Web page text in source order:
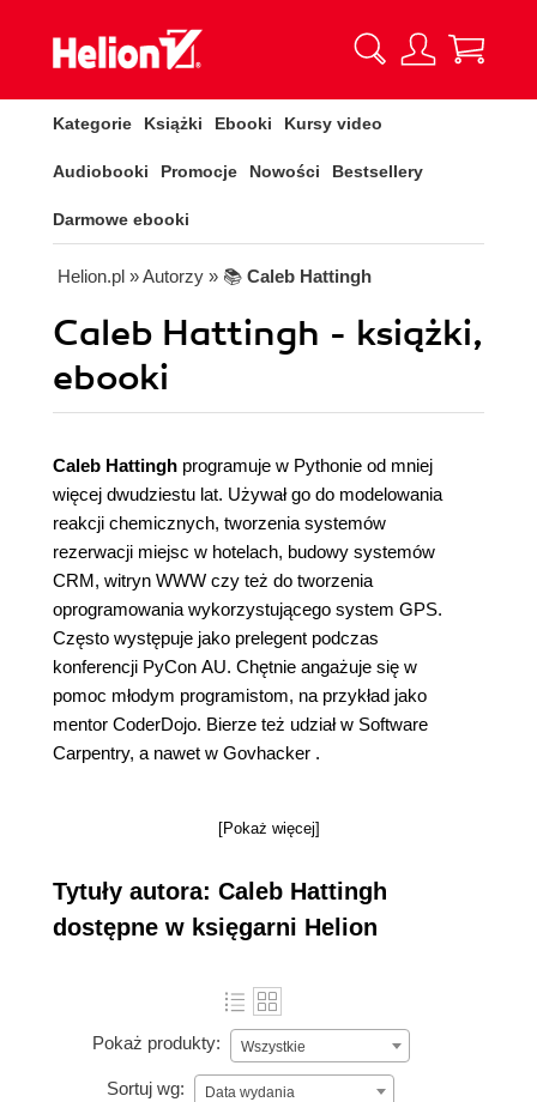
Kategorie Książki Ebooki Kursy video
Audiobooki Promocje Nowości Bestsellery
Darmowe ebooki
Helion.pl » Autorzy » 📚 Caleb Hattingh
Caleb Hattingh - książki,
ebooki
Caleb Hattingh programuje w Pythonie od mniej
więcej dwudziestu lat. Używał go do modelowania
reakcji chemicznych, tworzenia systemów
rezerwacji miejsc w hotelach, budowy systemów
CRM, witryn WWW czy też do tworzenia
oprogramowania wykorzystującego system GPS.
Często występuje jako prelegent podczas
konferencji PyCon AU. Chętnie angażuje się w
pomoc młodym programistom, na przykład jako
mentor CoderDojo. Bierze też udział w Software
Carpentry, a nawet w Govhacker .
[Pokaż więcej]
Tytuły autora: Caleb Hattingh
dostępne w księgarni Helion
Pokaż produkty: Wszystkie
Sortuj wg: Data wydania